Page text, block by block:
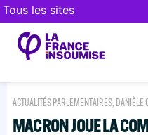
Tous les sites
ACTUALITÉS PARLEMENTAIRES, DANIÈLE
MACRON JOUE LA